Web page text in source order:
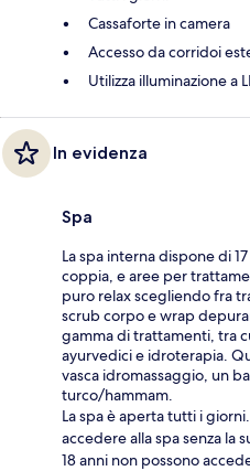
Cassaforte in camera
Accesso da corridoi
Utilizza illuminazione a
In evidenza
Spa
La spa interna dispone di
coppia, e aree per
puro relax scegliendo fra
scrub corpo e wrap
gamma di trattamenti, tra
ayurvedici e idroterapia.
vasca idromassaggio, un
turco/hammam.
La spa è aperta tutti i
accedere alla spa senza la
18 anni non possono